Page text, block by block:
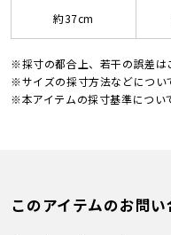
約37cm
※採寸の都合上、若干の誤差は
※サイズの採寸方法などについ
※本アイテムの採寸基準につい
このアイテムのお問